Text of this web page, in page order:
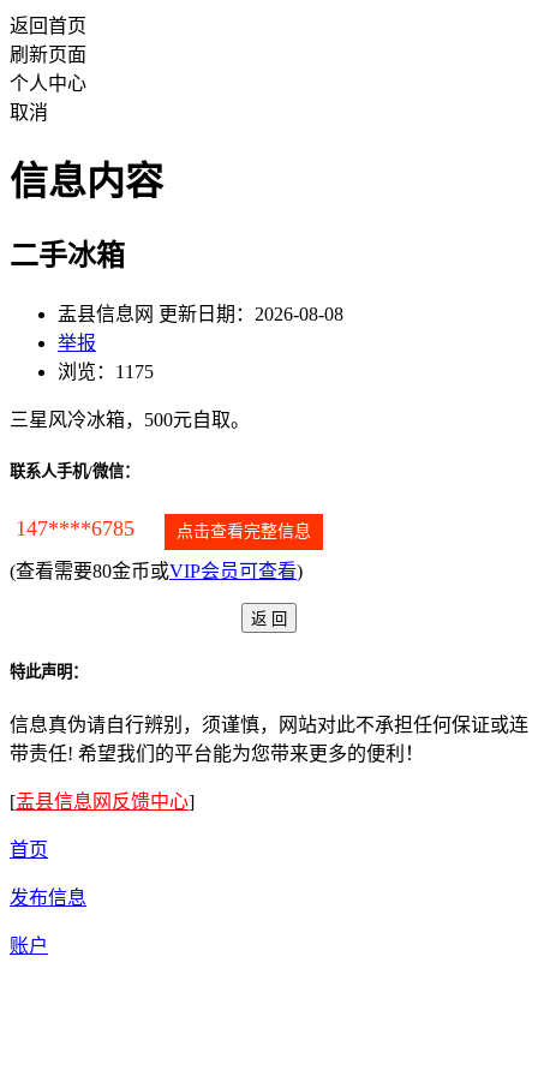
返回首页
刷新页面
个人中心
取消
信息内容
二手冰箱
盂县信息网 更新日期：2026-08-08
举报
浏览：1175
三星风冷冰箱，500元自取。
联系人手机/微信：
147****6785 点击查看完整信息
(查看需要80金币或VIP会员可查看)
特此声明：
信息真伪请自行辨别，须谨慎，网站对此不承担任何保证或连
带责任! 希望我们的平台能为您带来更多的便利！
[盂县信息网反馈中心]
首页
发布信息
账户